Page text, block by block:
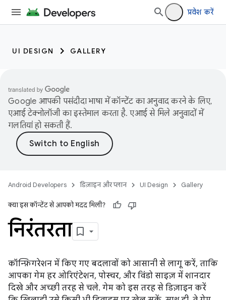
प्रवेश करें
UI DESIGN GALLERY
Google आपकी पसंदीदा भाषा में कॉन्टेंट का अनुवाद करने के लिए,
एआई टेक्नोलॉजी का इस्तेमाल करता है. एआई से मिले अनुवादों में
गलतियां हो सकती हैं.
Android Developers डिज़ाइन और प्लान UI Design Gallery
क्या इस कॉन्टेंट से आपको मदद मिली?
निरंतरता
कॉन्फ़िगरेशन में किए गए बदलावों को आसानी से लागू करें, ताकि
आपका गेम हर ओरिएंटेशन, पोस्चर, और विंडो साइज़ में शानदार
दिखे और अच्छी तरह से चले. गेम को इस तरह से डिज़ाइन करें